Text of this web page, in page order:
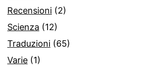
Recensioni (2)
Scienza (12)
Traduzioni (65)
Varie (1)